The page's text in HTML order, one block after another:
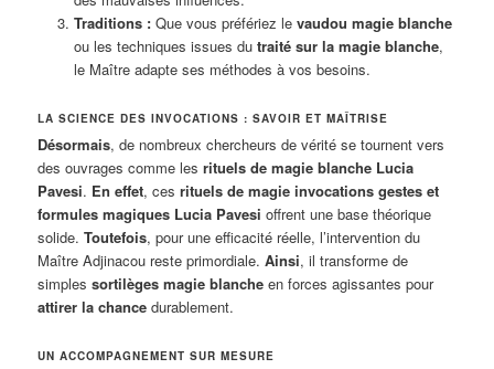
Traditions :Que vous préfériez le vaudou magie blanche
ou les techniques issues du traité sur la magie blanche,
le Maître adapte ses méthodes à vos besoins.
LA SCIENCE DES INVOCATIONS : SAVOIR ET MAÎTRISE
Désormais, de nombreux chercheurs de vérité se tournent vers
des ouvrages comme lesrituels de magie blanche Lucia
Pavesi. En effet, cesrituels de magie invocations gestes et
formules magiques Lucia Pavesi offrent une base théorique
solide.Toutefois, pour une efficacité réelle, l’intervention du
Maître Adjinacou reste primordiale.Ainsi, il transforme de
simplessortilèges magie blanche en forces agissantes pour
attirer la chance durablement.
UN ACCOMPAGNEMENT SUR MESURE